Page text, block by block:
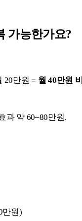
가능한가요?
20만원 = 월 40만원
과 약 60–80만원.
만원)